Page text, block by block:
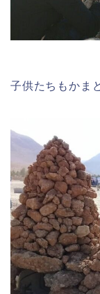
子供たちもかま